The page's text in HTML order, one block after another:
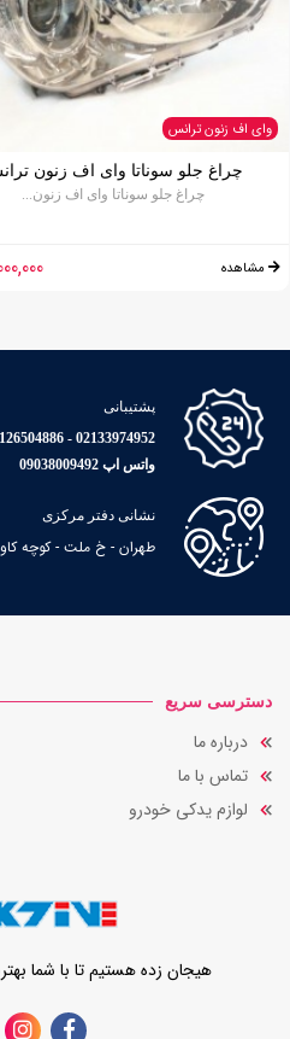
وای اف زنون ترانس
چراغ جلو سوناتا وای اف زنون
چراغ جلو سوناتا وای اف زنون...
مشاهده
پشتیبانی
02133974952 - 09126504886
واتس اپ 09038009492
نشانی دفتر مرکزی
طهران - خ ملت - کوچه کاوه -
دسترسی سریع
درباره ما
تماس با ما
لوازم یدکی خودرو
هیجان زده هستیم تا با شما